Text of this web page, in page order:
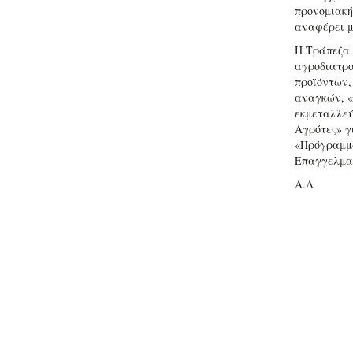
αναφέρει
Η Τράπεζα
αναγκών,
Αγρότες»
Α.Λ